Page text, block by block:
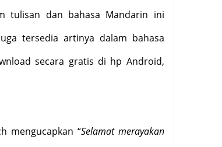
tulisan dan bahasa Mandarin ini
tersedia artinya dalam bahasa
secara gratis di hp Android,
mengucapkan “Selamat merayakan